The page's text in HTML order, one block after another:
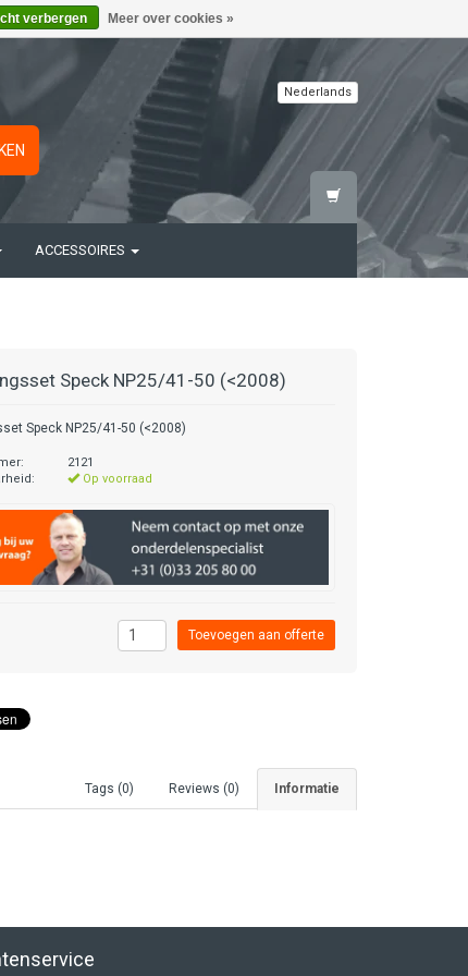
Nederlands
ACCESSOIRES
Speck NP25/41-50 (<2008)
Speck NP25/41-50 (<2008)
2121
Op voorraad
Informatie
Reviews (0)
Tags (0)
verbergen Meer over cookies »